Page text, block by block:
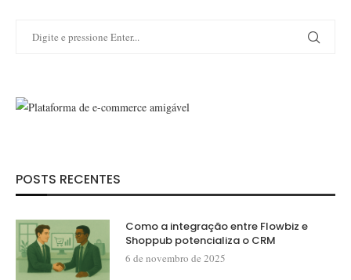
POSTS RECENTES
Como a integração entre Flowbiz e
Shoppub potencializa o CRM
6 de novembro de 2025